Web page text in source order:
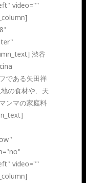
video=""
渋谷
である矢田祥
の食材や、天
ンマの家庭料
video=""